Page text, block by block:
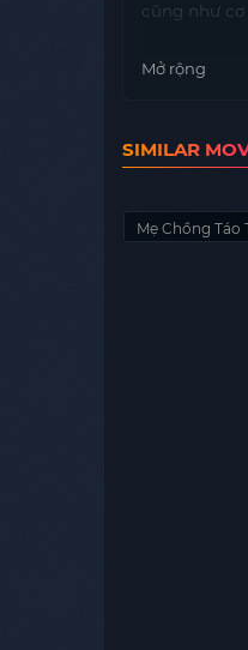
cũng như cơ
Mở rộng
SIMILAR
Mẹ Chồng Táo